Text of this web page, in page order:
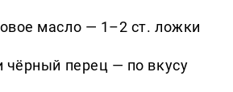
масло — 1–2 ст. ложки
чёрный перец — по вкусу